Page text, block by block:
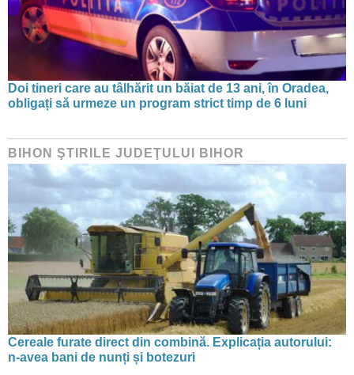
Doi tineri care au tâlhărit un băiat de 13 ani, în Oradea,
obligați să urmeze un program strict timp de 6 luni
BIHON ŞTIRILE JUDEŢULUI BIHOR
Cereale furate direct din combină. Explicația autorului:
n-avea bani de nunți și botezuri